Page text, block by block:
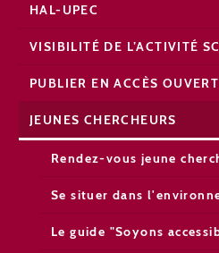
HAL-UPEC
VISIBILITÉ DE L’ACTIVITÉ
PUBLIER EN ACCÈS OUVERT
JEUNES CHERCHEURS
Rendez-vous jeune
Se situer dans
Le guide "Soyons